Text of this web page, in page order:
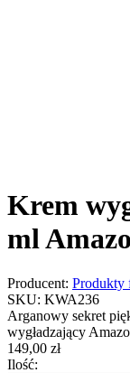
Krem
ml
Producent: Produkty
SKU: KWA236
Arganowy sekret
wygładzający
149,00 zł
Ilość: